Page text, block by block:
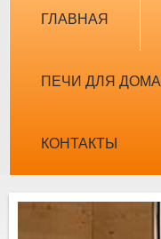
ГЛАВНАЯ
ПЕЧИ ДЛЯ ДОМА
КОНТАКТЫ